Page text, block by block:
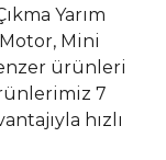
Yarım
Mini
ürünleri
7
hızlı